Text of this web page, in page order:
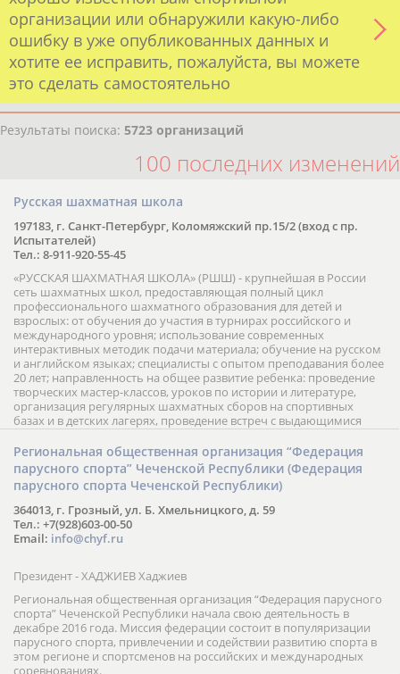
организации или обнаружили какую-либо
ошибку в уже опубликованных данных и
хотите ее исправить, пожалуйста, вы можете
это сделать самостоятельно
Результаты поиска: 5723 организаций
100 последних изменений
Русская шахматная школа
197183, г. Санкт-Петербург, Коломяжский пр.15/2 (вход с пр.
Испытателей)
Тел.: 8-911-920-55-45
«РУССКАЯ ШАХМАТНАЯ ШКОЛА» (РШШ) - крупнейшая в России
сеть шахматных школ, предоставляющая полный цикл
профессионального шахматного образования для детей и
взрослых: от обучения до участия в турнирах российского и
международного уровня; использование современных
интерактивных методик подачи материала; обучение на русском
и английском языках; специалисты с опытом преподавания более
20 лет; направленность на общее развитие ребенка: проведение
творческих мастер-классов, уроков по истории и литературе,
организация регулярных шахматных сборов на спортивных
базах и в детских лагерях, проведение встреч с выдающимися
шахматистами; корпоративное обучение; онлайн обучение в
форме вебинаров и индивидуальных занятий, круглые столы
российских и международных тренеров, организация фестивалей;
онлайн трансляция мероприятий и турниров.
Региональная общественная организация “Федерация
парусного спорта” Чеченской Республики (Федерация
парусного спорта Чеченской Республики)
364013, г. Грозный, ул. Б. Хмельницкого, д. 59
Тел.: +7(928)603-00-50
Email: info@chyf.ru
Президент - ХАДЖИЕВ Хаджиев
Региональная общественная организация “Федерация парусного
спорта” Чеченской Республики начала свою деятельность в
декабре 2016 года. Миссия федерации состоит в популяризации
парусного спорта, привлечении и содействии развитию спорта в
этом регионе и спортсменов на российских и международных
соревнованиях.